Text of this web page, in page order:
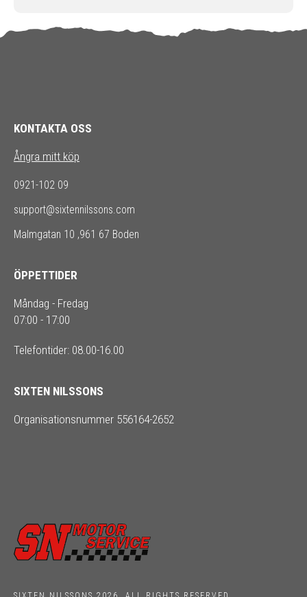
KONTAKTA OSS
Ångra mitt köp
0921-102 09
support@sixtennilssons.com
Malmgatan 10 ,961 67 Boden
ÖPPETTIDER
Måndag - Fredag
07:00 - 17:00
Telefontider: 08.00-16.00
SIXTEN NILSSONS
Organisationsnummer 556164-2652